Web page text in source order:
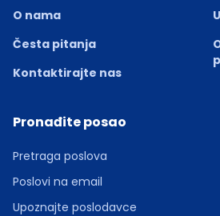
O nama
Česta pitanja
Kontaktirajte nas
Pronađite posao
Pretraga poslova
Poslovi na email
Upoznajte poslodavce